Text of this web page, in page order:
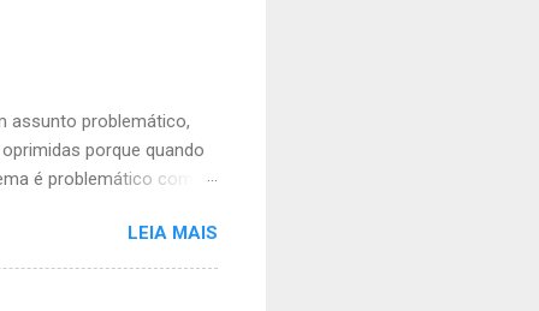
mas agora não
assunto problemático,
porque quando
é problemático com
não é um ato misógino
corre o risco constante
October 14, 2020 A
LEIA MAIS